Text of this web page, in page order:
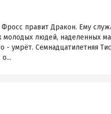
правит Дракон. Ему
молодых людей, наделенных
- умрëт. Семнадцатилетняя